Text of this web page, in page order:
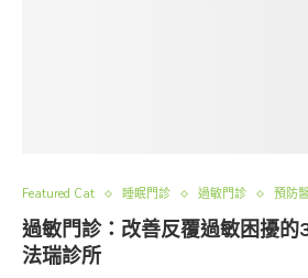
Featured Cat 睡眠門診 過敏門診 預防
過敏門診：改善反覆過敏困擾的
法瑞診所